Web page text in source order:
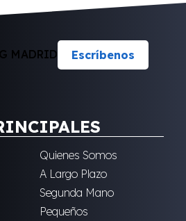
Escríbenos
Quienes Somos
A Largo Plazo
Segunda Mano
Pequeños